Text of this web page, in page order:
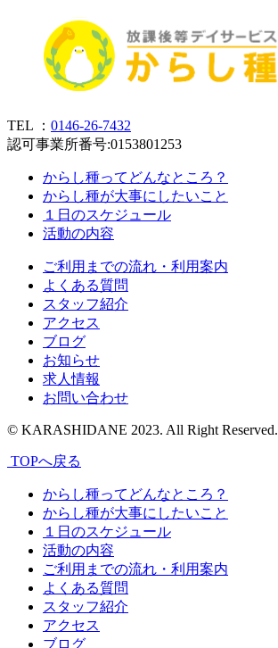
TEL ： 0146-26-7432
認可事業所番号:0153801253
からし種ってどんなところ？
からし種が大事にしたいこと
１日のスケジュール
活動の内容
ご利用までの流れ・利用案内
よくある質問
スタッフ紹介
アクセス
ブログ
お知らせ
求人情報
お問い合わせ
© KARASHIDANE 2023. All Right Reserved.
TOPへ戻る
からし種ってどんなところ？
からし種が大事にしたいこと
１日のスケジュール
活動の内容
ご利用までの流れ・利用案内
よくある質問
スタッフ紹介
アクセス
ブログ